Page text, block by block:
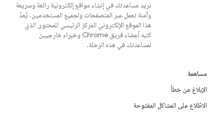
نريد مساعدتك في إنشاء مواقع إلكترونية رائعة وسريعة
وآمنة تعمل عبر المتصفحات ولجميع المستخدمين. يُعدّ
هذا الموقع الإلكتروني المركز الرئيسي للمحتوى الذي
كتبه أعضاء فريق Chrome وخبراء خارجيين
لمساعدتك في هذه الرحلة.
مساهمة
الإبلاغ عن خطأ
الاطّلاع على المشاكل المفتوحة